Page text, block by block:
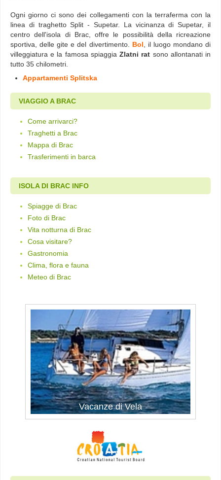
Ogni giorno ci sono dei collegamenti con la terraferma con la
linea di traghetto Split - Supetar. La vicinanza di Supetar, il
centro dell'isola di Brac, offre le possibilità della ricreazione
sportiva, delle gite e del divertimento. Bol, il luogo mondano di
villeggiatura e la famosa spiaggiaZlatni rat sono allontanati in
tutto 35 chilometri.
Appartamenti Splitska
VIAGGIO A BRAC
Come arrivarci?
Traghetti a Brac
Mappa di Brac
Trasferimenti in barca
ISOLA DI BRAC INFO
Spiagge di Brac
Foto di Brac
Vita notturna di Brac
Cosa visitare?
Gastronomia
Clima, flora e fauna
Meteo di Brac
Vacanze di Vela